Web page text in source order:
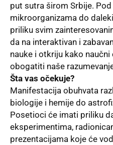
put sutra širom Srbije. Pod
mikroorganizama do
priliku svim
da na interaktivan i
nauke i otkriju kako
obogatiti naše
Šta vas očekuje?
Manifestacija obuhvata
biologije i hemije do
Posetioci će imati priliku
eksperimentima,
prezentacijama koje će